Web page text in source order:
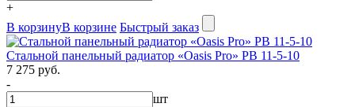
+
В корзинуВ корзине Быстрый заказ
Стальной панельный радиатор «Oasis Pro» PB 11-5-10
7 275 руб.
-
шт